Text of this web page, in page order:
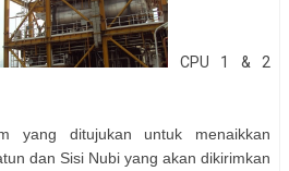
CPU 1 & 2
yang ditujukan untuk menaikkan
dan Sisi Nubi yang akan dikirimkan